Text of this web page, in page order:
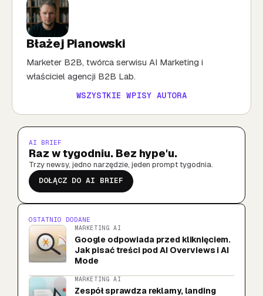
Błażej Pianowski
Marketer B2B, twórca serwisu AI Marketing i
właściciel agencji B2B Lab.
WSZYSTKIE WPISY AUTORA
AI BRIEF
Raz w tygodniu. Bez hype'u.
Trzy newsy, jedno narzędzie, jeden prompt tygodnia.
DOŁĄCZ DO AI BRIEF
OSTATNIO DODANE
MARKETING AI
Google odpowiada przed kliknięciem.
Jak pisać treści pod AI Overviews i AI
Mode
MARKETING AI
Zespół sprawdza reklamy, landing